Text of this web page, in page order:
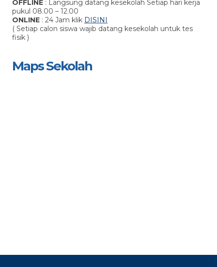
OFFLINE : Langsung datang kesekolah Setiap hari kerja
pukul 08.00 – 12.00
ONLINE : 24 Jam klik DISINI
( Setiap calon siswa wajib datang kesekolah untuk tes
fisik )
Maps Sekolah